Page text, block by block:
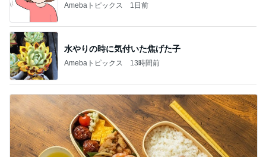
Amebaトピックス 1日前
水やりの時に気付いた焦げた子
Amebaトピックス 13時間前